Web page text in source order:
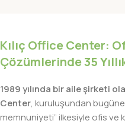
Kılıç Office Center:
Çözümlerinde 35
1989 yılında bir aile şirketi
Center, kuruluşundan bugüne
memnuniyeti” ilkesiyle ofis ve